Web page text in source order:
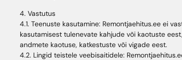
4. Vastutus
4.1. Teenuste kasutamine: Remontjaehitus.ee ei
kasutamisest tulenevate kahjude või kaotuste
andmete kaotuse, katkestuste või vigade eest.
4.2. Lingid teistele veebisaitidele: